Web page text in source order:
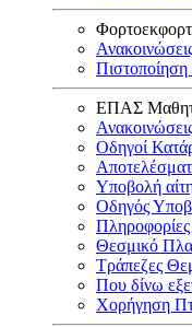
ΕΠΑΣ
Oδηγοί
Υποβολή
Οδηγός
Θεσμικό
Τράπεζες
Που δίνω
Χορήγηση